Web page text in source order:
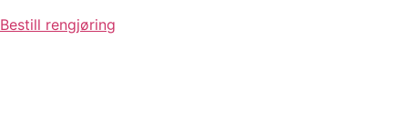
Bestill rengjøring